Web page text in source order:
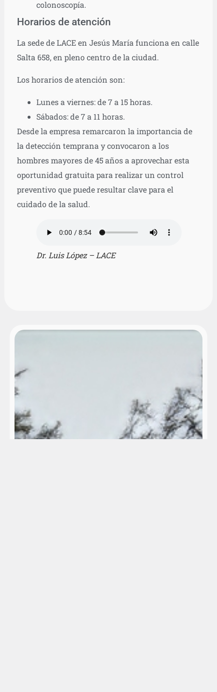
colonoscopía.
Horarios de atención
La sede de LACE en Jesús María funciona en calle
Salta 658, en pleno centro de la ciudad.
Los horarios de atención son:
Lunes a viernes: de 7 a 15 horas.
Sábados: de 7 a 11 horas.
Desde la empresa remarcaron la importancia de
la detección temprana y convocaron a los
hombres mayores de 45 años a aprovechar esta
oportunidad gratuita para realizar un control
preventivo que puede resultar clave para el
cuidado de la salud.
Dr. Luis López – LACE